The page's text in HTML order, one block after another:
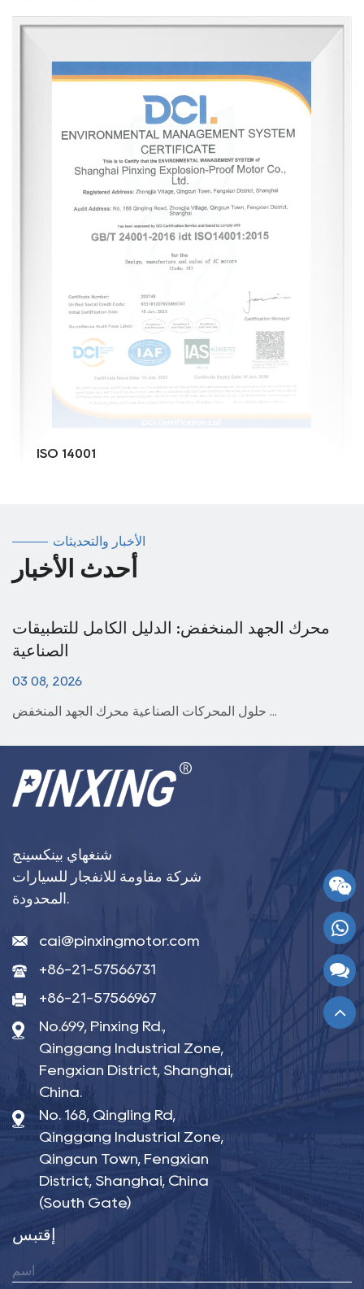
الأخبار والتحديثات
أحدث الأخبار
العالي: دليل كامل للتطبيقات الصناعية
27 07, 2026
شنغهاي بينكسينج
شركة مقاومة للانفجار للسيارات
cai@pinxingmotor.com
+86-21-57566731
+86-21-57566967
No.699, Pinxing Rd.,
Qinggang Industrial Zone,
Fengxian District, Shanghai,
China.
No. 168, Qingling Rd,
Qinggang Industrial Zone,
Qingcun Town, Fengxian
District, Shanghai, China
(South Gate)
إقتبس